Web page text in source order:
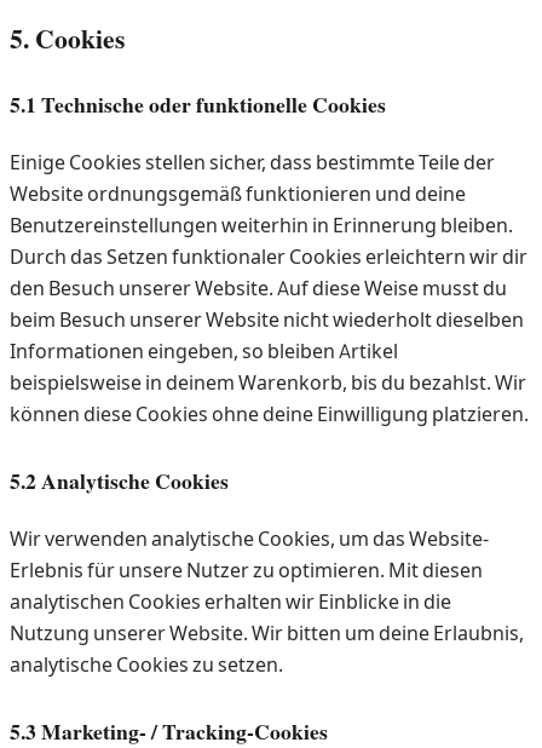
5. Cookies
5.1 Technische oder funktionelle Cookies
Einige Cookies stellen sicher, dass bestimmte Teile der
Website ordnungsgemäß funktionieren und deine
Benutzereinstellungen weiterhin in Erinnerung bleiben.
Durch das Setzen funktionaler Cookies erleichtern wir dir
den Besuch unserer Website. Auf diese Weise musst du
beim Besuch unserer Website nicht wiederholt dieselben
Informationen eingeben, so bleiben Artikel
beispielsweise in deinem Warenkorb, bis du bezahlst. Wir
können diese Cookies ohne deine Einwilligung platzieren.
5.2 Analytische Cookies
Wir verwenden analytische Cookies, um das Website-
Erlebnis für unsere Nutzer zu optimieren. Mit diesen
analytischen Cookies erhalten wir Einblicke in die
Nutzung unserer Website. Wir bitten um deine Erlaubnis,
analytische Cookies zu setzen.
5.3 Marketing- / Tracking-Cookies